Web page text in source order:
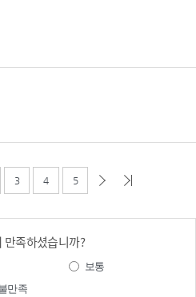
3 4 5
만족하셨습니까?
보통
만족